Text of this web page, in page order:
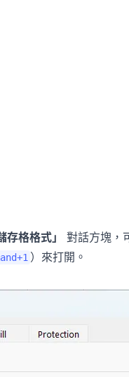
存格格式」
對話方塊，
）來打開。